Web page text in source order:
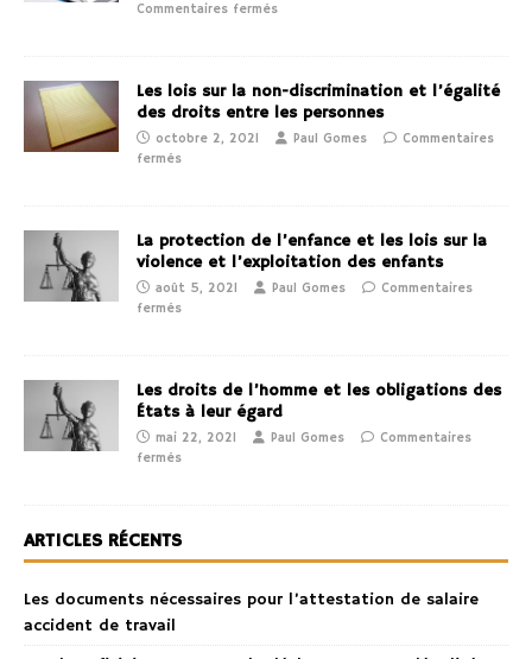
Commentaires fermés
Les lois sur la non-discrimination et l’égalité
des droits entre les personnes
octobre 2, 2021 Paul Gomes
Commentaires
fermés
La protection de l’enfance et les lois sur la
violence et l’exploitation des enfants
août 5, 2021 Paul Gomes
Commentaires
fermés
Les droits de l’homme et les obligations des
États à leur égard
mai 22, 2021 Paul Gomes
Commentaires
fermés
ARTICLES RÉCENTS
Les documents nécessaires pour l’attestation de salaire
accident de travail